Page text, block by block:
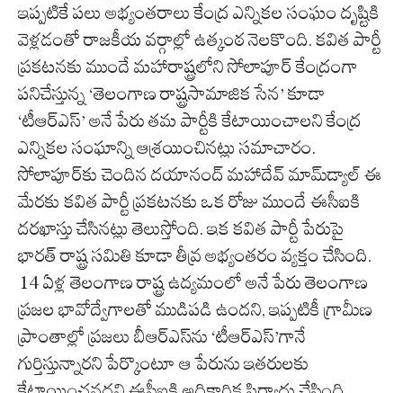
ఇప్పటికే పలు అభ్యంతరాలు కేంద్ర ఎన్నికల సంఘం దృష్టికి
వెళ్లడంతో రాజకీయ వర్గాల్లో ఉత్కంఠ నెలకొంది. కవిత పార్టీ
ప్రకటనకు ముందే మహారాష్ట్రలోని సోలాపూర్ కేంద్రంగా
పనిచేస్తున్న ‘తెలంగాణ రాష్ట్రసామాజిక సేన’ కూడా
‘టీఆర్ఎస్’ అనే పేరు తమ పార్టీకి కేటాయించాలని కేంద్ర
ఎన్నికల సంఘాన్ని ఆశ్రయించినట్లు సమాచారం.
సోలాపూర్‌కు చెందిన దయానంద్ మహాదేవ్ మామ్‌డ్యాల్ ఈ
మేరకు కవిత పార్టీ ప్రకటనకు ఒక రోజు ముందే ఈసీఐకి
దరఖాస్తు చేసినట్లు తెలుస్తోంది. ఇక కవిత పార్టీ పేరుపై
భారత్ రాష్ట్ర సమితి కూడా తీవ్ర అభ్యంతరం వ్యక్తం చేసింది.
14 ఏళ్ల తెలంగాణ రాష్ట్ర ఉద్యమంలో అనే పేరు తెలంగాణ
ప్రజల భావోద్వేగాలతో ముడిపడి ఉందని, ఇప్పటికీ గ్రామీణ
ప్రాంతాల్లో ప్రజలు బీఆర్ఎస్‌ను ‘టీఆర్ఎస్’గానే
గుర్తిస్తున్నారని పేర్కొంటూ ఆ పేరును ఇతరులకు